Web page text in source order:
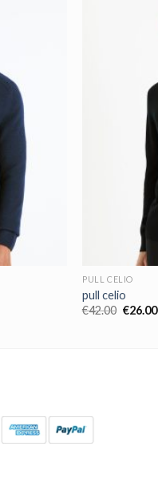
PULL CELIO
pull celio
€42.00 €26.00